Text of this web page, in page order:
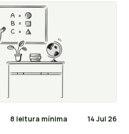
8 leitura mínima 14 Jul 26